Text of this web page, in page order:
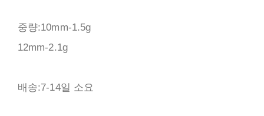
중량:10mm-1.5g
12mm-2.1g
배송:7-14일 소요